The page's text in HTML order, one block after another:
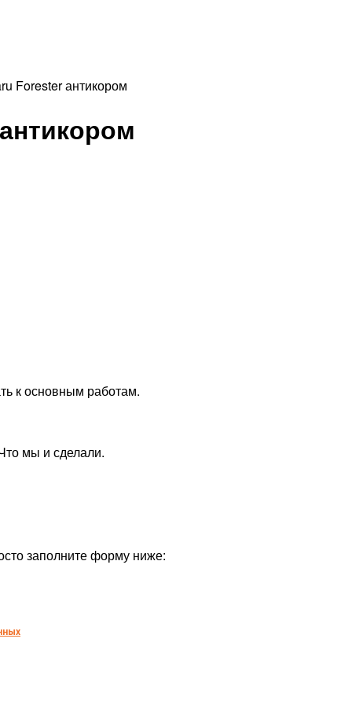
Forester антикором
к основным работам.
мы и сделали.
заполните форму ниже: